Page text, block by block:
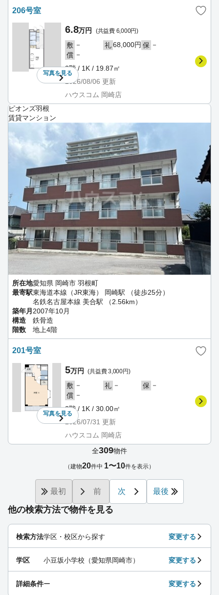
206号室
写真を見る
6.8万円 (共益費 6,000円)
敷 － 礼68,000円 保 －
償 －
2階 / 1K / 19.87㎡
2026/08/06 更新
ハウスコム 岡崎店
ピオンズ羽根
賃貸マンション
所在地愛知県 岡崎市 羽根町
最寄駅東海道本線（JR東海） 岡崎駅 （徒歩25分）
名鉄名古屋本線 美合駅 （2.56km）
築年月 2007年10月
構造
鉄骨造
階数
地上4階
201号室
写真を見る
5万円 (共益費 3,000円)
敷 － 礼 － 保 －
償 －
2階 / 1K / 30.00㎡
2026/07/31 更新
ハウスコム 岡崎店
他の検索方法で物件を見る
検索方法学区・校区から探す 変更する
学区 小豆坂小学校（愛知県岡崎市） 変更する
詳細条件ー 変更する
全309物件
（建物20件中 1〜10件を表示）
最初 前 次 最後